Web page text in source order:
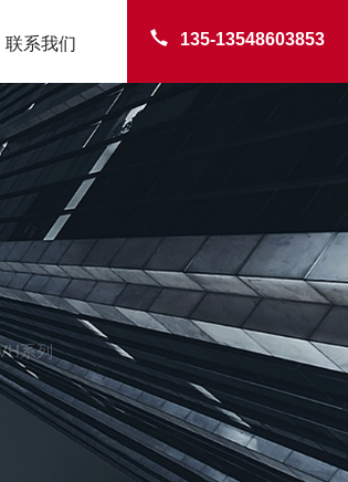
135-13548603853
联系我们
系列